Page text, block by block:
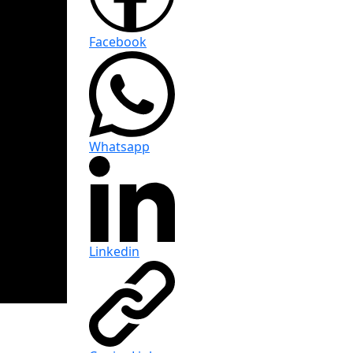
Facebook
Whatsapp
Linkedin